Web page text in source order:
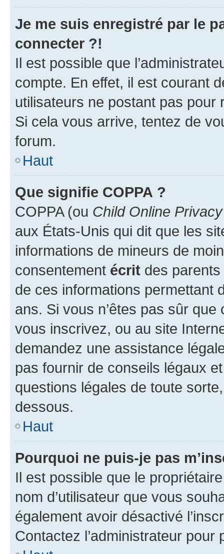
Je me suis enregistré par le
connecter ?!
Il est possible que
compte. En effet, il est courant
utilisateurs ne postant pas pour
Si cela vous arrive, tentez de
forum.
Haut
Que signifie COPPA ?
COPPA (ou Child Online
aux États-Unis qui dit que les
informations de mineurs de
consentement écrit des parents
de ces informations permettant
ans. Si vous n’êtes pas sûr
vous inscrivez, ou au site
demandez une assistance
pas fournir de conseils légaux
questions légales de toute
dessous.
Haut
Pourquoi ne puis-je pas
Il est possible que le
nom d’utilisateur que vous
également avoir désactivé
Contactez l’administrateur